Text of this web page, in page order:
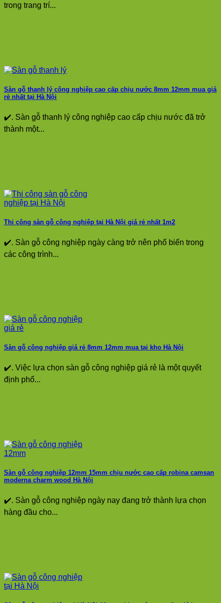
trong trang trí...
Sàn gỗ thanh lý công nghiệp cao cấp chịu nước 8mm 12mm mua giá
rẻ nhất tại Hà Nội
✔️. Sàn gỗ thanh lý công nghiệp cao cấp chịu nước đã trở
thành một...
Thi công sàn gỗ công nghiệp tại Hà Nội giá rẻ nhất 1m2
✔️. Sàn gỗ công nghiệp ngày càng trở nên phổ biến trong
các công trình...
Sàn gỗ công nghiệp giá rẻ 8mm 12mm mua tại kho Hà Nội
✔️. Việc lựa chọn sàn gỗ công nghiệp giá rẻ là một quyết
định phổ...
Sàn gỗ công nghiệp 12mm 15mm chịu nước cao cấp robina camsan
moderna charm wood Hà Nội
✔️. Sàn gỗ công nghiệp ngày nay đang trở thành lựa chọn
hàng đầu cho...